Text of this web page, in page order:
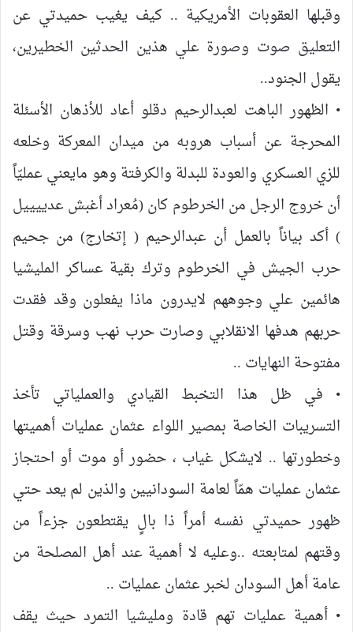
وقبلها العقوبات الأمريكية .. كيف يغيب حميدتي عن
التعليق صوت وصورة علي هذين الحدثين الخطيرين،
يقول الجنود..
• الظهور الباهت لعبدالرحيم دقلو أعاد للأذهان الأسئلة
المحرجة عن أسباب هروبه من ميدان المعركة وخلعه
للزي العسكري والعودة للبدلة والكرفتة وهو مايعني عمليّاً
أن خروج الرجل من الخرطوم كان (مُعراد أغبش عدييييل
) أكد بياناً بالعمل أن عبدالرحيم ( إتخارج) من جحيم
حرب الجيش في الخرطوم وترك بقية عساكر المليشيا
هائمين علي وجوههم لايدرون ماذا يفعلون وقد فقدت
حربهم هدفها الانقلابي وصارت حرب نهب وسرقة وقتل
مفتوحة النهايات ..
• في ظل هذا التخبط القيادي والعملياتي تأخذ
التسريبات الخاصة بمصير اللواء عثمان عمليات أهميتها
وخطورتها .. لايشكل غياب ، حضور أو موت أو احتجاز
عثمان عمليات همّاً لعامة السودانيين والذين لم يعد حتي
ظهور حميدتي نفسه أمراً ذا بالٍ يقتطعون جزءاً من
وقتهم لمتابعته ..وعليه لا أهمية عند أهل المصلحة من
عامة أهل السودان لخبر عثمان عمليات ..
• أهمية عمليات تهم قادة ومليشيا التمرد حيث يقف